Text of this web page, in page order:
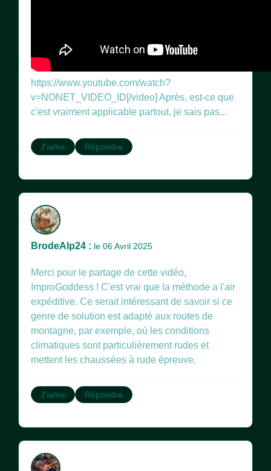
https://www.youtube.com/watch?
v=NONET_VIDEO_ID[/video] Après, est-ce que
c'est vraiment applicable partout, je sais pas...
J'aime Répondre
BrodeAlp24 : le 06 Avril 2025
Merci pour le partage de cette vidéo,
ImproGoddess ! C'est vrai que la méthode a l'air
expéditive. Ce serait intéressant de savoir si ce
genre de solution est adapté aux routes de
montagne, par exemple, où les conditions
climatiques sont particulièrement rudes et
mettent les chaussées à rude épreuve.
J'aime Répondre